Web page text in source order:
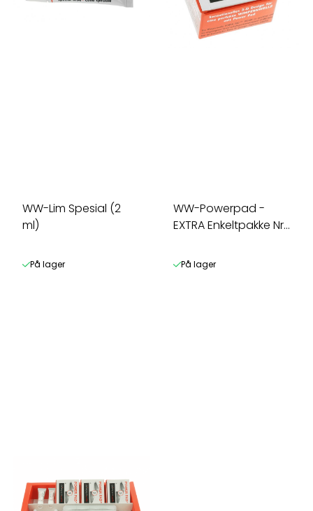
WW-Lim Spesial (2
ml)
På lager
WW-Powerpad -
EXTRA Enkeltpakke Nr 1
På lager